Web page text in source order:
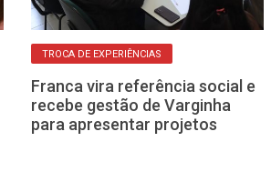
TROCA DE EXPERIÊNCIAS
Franca vira referência social e
recebe gestão de Varginha
para apresentar projetos